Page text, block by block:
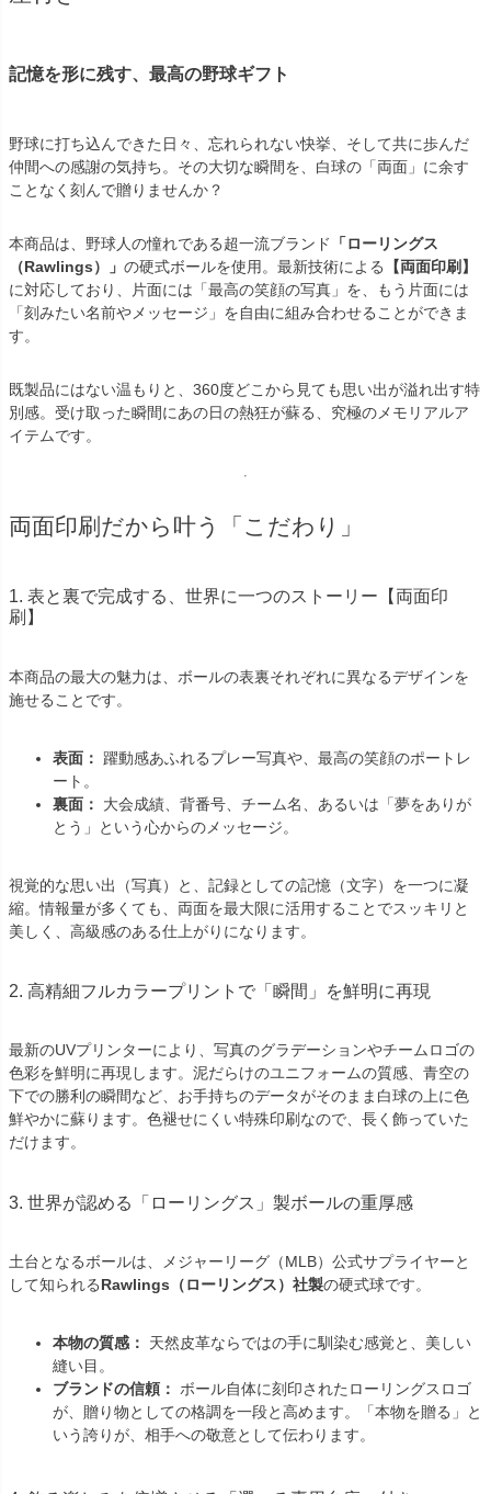
記憶を形に残す、最高の野球ギフト
野球に打ち込んできた日々、忘れられない快挙、そして共に歩んだ
仲間への感謝の気持ち。その大切な瞬間を、白球の「両面」に余す
ことなく刻んで贈りませんか？
本商品は、野球人の憧れである超一流ブランド
「ローリングス
（Rawlings）」 の硬式ボールを使用。最新技術による
【両面印刷】
に対応しており、片面には「最高の笑顔の写真」を、もう片面には
「刻みたい名前やメッセージ」を自由に組み合わせることができま
す。
既製品にはない温もりと、360度どこから見ても思い出が溢れ出す特
別感。受け取った瞬間にあの日の熱狂が蘇る、究極のメモリアルア
イテムです。
両面印刷だから叶う「こだわり」
1. 表と裏で完成する、世界に一つのストーリー【両面印
刷】
本商品の最大の魅力は、ボールの表裏それぞれに異なるデザインを
施せることです。
表面： 躍動感あふれるプレー写真や、最高の笑顔のポートレ
ート。
裏面：
大会成績、背番号、チーム名、あるいは「夢をありが
とう」という心からのメッセージ。
視覚的な思い出（写真）と、記録としての記憶（文字）を一つに凝
縮。情報量が多くても、両面を最大限に活用することでスッキリと
美しく、高級感のある仕上がりになります。
2. 高精細フルカラープリントで「瞬間」を鮮明に再現
最新のUVプリンターにより、写真のグラデーションやチームロゴの
色彩を鮮明に再現します。泥だらけのユニフォームの質感、青空の
下での勝利の瞬間など、お手持ちのデータがそのまま白球の上に色
鮮やかに蘇ります。色褪せにくい特殊印刷なので、長く飾っていた
だけます。
3. 世界が認める「ローリングス」製ボールの重厚感
土台となるボールは、メジャーリーグ（MLB）公式サプライヤーと
して知られるRawlings（ローリングス）社製の硬式球です。
本物の質感：
天然皮革ならではの手に馴染む感覚と、美しい
縫い目。
ブランドの信頼：
ボール自体に刻印されたローリングスロゴ
が、贈り物としての格調を一段と高めます。「本物を贈る」と
いう誇りが、相手への敬意として伝わります。